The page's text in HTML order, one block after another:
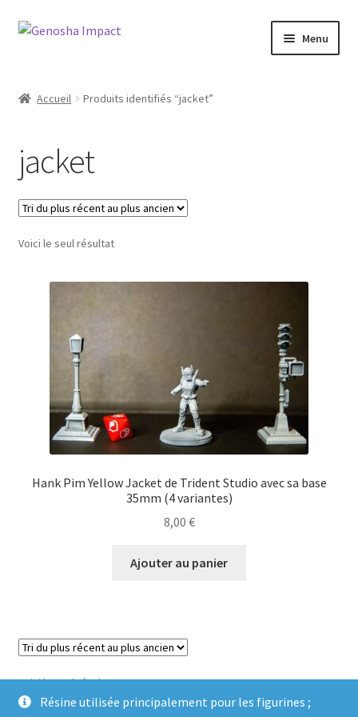
Résine utilisée principalement pour les figurines ;
Aller
navigation
Aller
Menu
Checkout
My account
Shop
Wishlist
Accueil Produits identifiés “jacket”
jacket
Voici le seul résultat
Hank Pim Yellow Jacket de Trident Studio avec sa base
35mm (4 variantes)
8,00 €
Ajouter au panier
Voici le seul résultat